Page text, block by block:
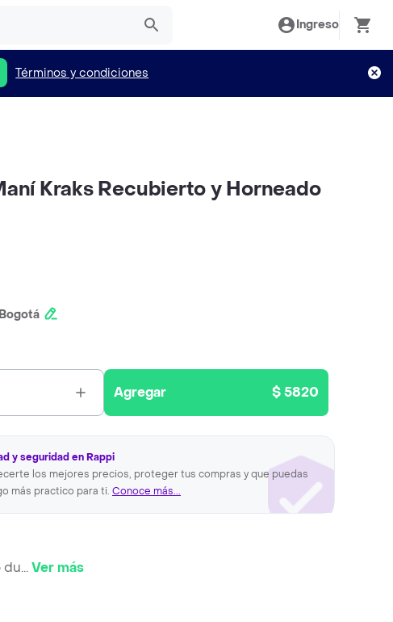
Ingreso
Términos y condiciones
Kraks Recubierto y Horneado
Bogotá
Agregar $ 5820
y seguridad en Rappi
los mejores precios, proteger tus compras y que puedas
más practico para ti. Conoce más...
du...Ver más